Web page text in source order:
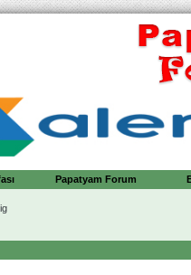
Papatyam Forum